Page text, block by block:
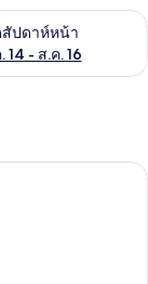
7 - ส.ค. 9
ปดาห์หน้า
14 - ส.ค. 16
วนห้องพักว่างใน
บพรีเมียม, ตู้นิรภัยในห้